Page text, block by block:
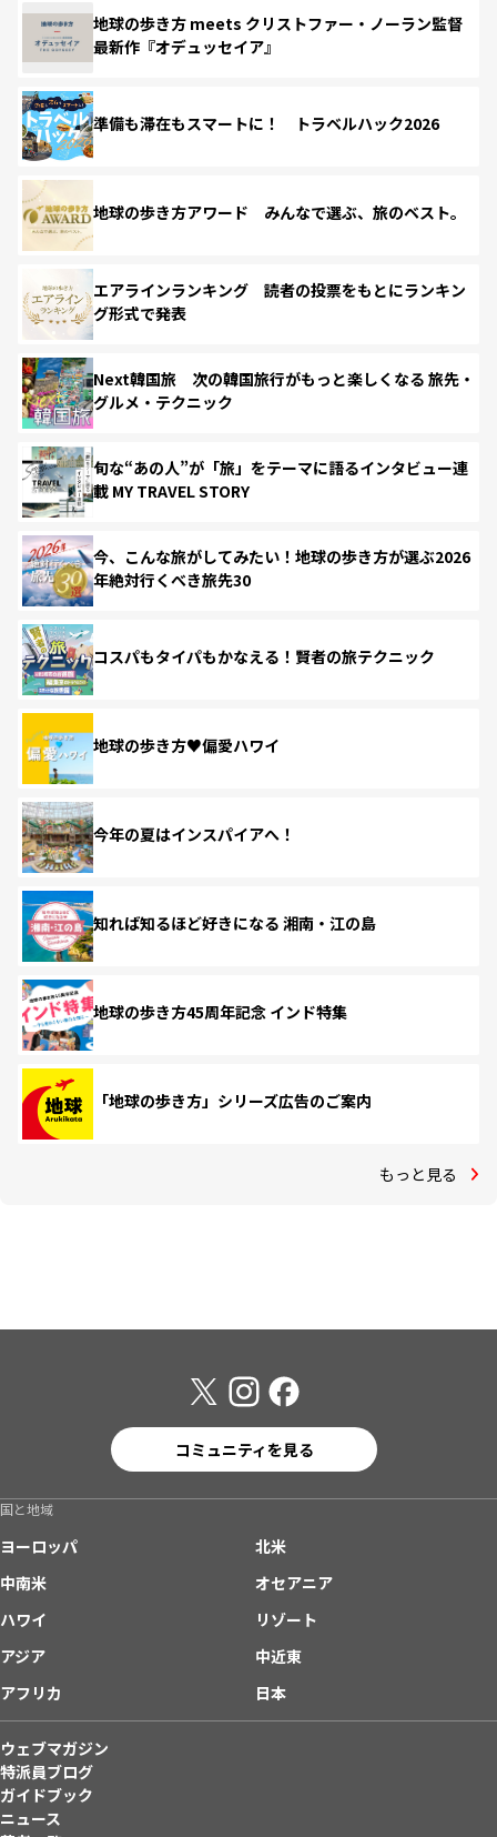
地球の歩き方 meets クリストファー・ノーラン監督
最新作『オデュッセイア』
準備も滞在もスマートに！ トラベルハック2026
地球の歩き方アワード みんなで選ぶ、旅のベスト。
エアラインランキング 読者の投票をもとにランキン
グ形式で発表
Next韓国旅 次の韓国旅行がもっと楽しくなる 旅先・
グルメ・テクニック
旬な“あの人”が「旅」をテーマに語るインタビュー連
載 MY TRAVEL STORY
今、こんな旅がしてみたい！地球の歩き方が選ぶ2026
年絶対行くべき旅先30
コスパもタイパもかなえる！賢者の旅テクニック
地球の歩き方♥偏愛ハワイ
今年の夏はインスパイアへ！
知れば知るほど好きになる 湘南・江の島
地球の歩き方45周年記念 インド特集
「地球の歩き方」シリーズ広告のご案内
もっと見る
コミュニティを見る
国と地域
ヨーロッパ
北米
中南米
オセアニア
ハワイ
リゾート
アジア
中近東
アフリカ
日本
ウェブマガジン
特派員ブログ
ガイドブック
ニュース